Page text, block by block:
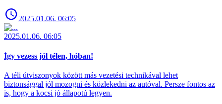
2025.01.06. 06:05
2025.01.06. 06:05
Így vezess jól télen, hóban!
A téli útviszonyok között más vezetési technikával lehet
biztonsággal jól mozogni és közlekedni az autóval. Persze fontos az
is, hogy a kocsi jó állapotú legyen.